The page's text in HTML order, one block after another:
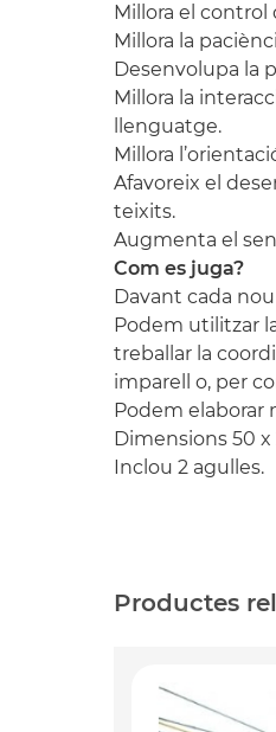
Millora el control
Millora la
Desenvolupa la
Millora la
llenguatge.
Millora
Afavoreix el
teixits.
Augmenta el
Com es juga?
Davant cada
Podem utilitzar
treballar la
imparell o, per
Podem elaborar
Dimensions 50 x
Inclou 2 agulles.
Productes